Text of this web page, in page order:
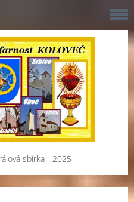
sbírka - 2025